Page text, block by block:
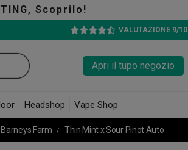
VALUTAZIONE 9/10
Apri il tupo negozio
Headshop Vape Shop
Farm Thin Mint x Sour Pinot Auto